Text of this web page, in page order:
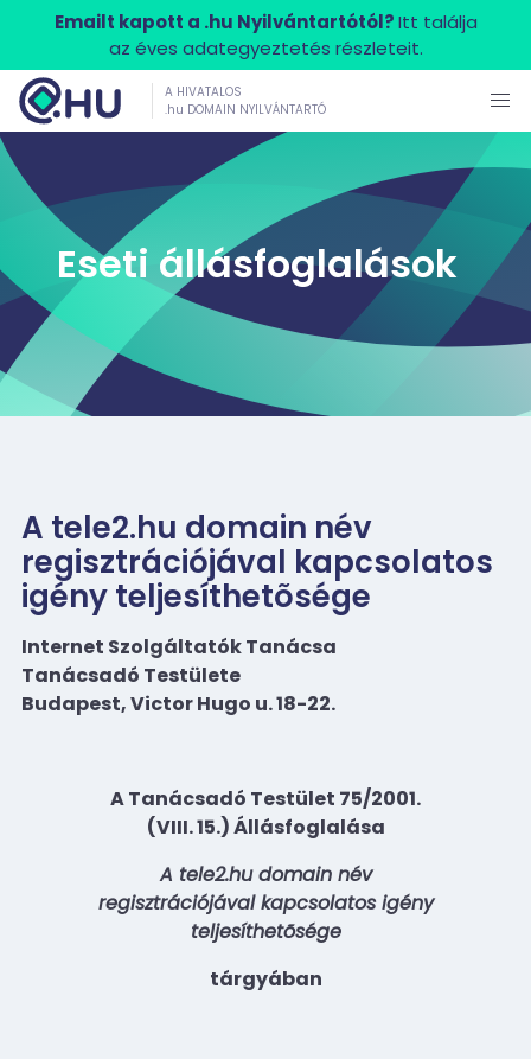
Emailt kapott a .hu Nyilvántartótól?Itt találja
az éves adategyeztetés részleteit.
A HIVATALOS
.hu DOMAIN NYILVÁNTARTÓ
Eseti állásfoglalások
A tele2.hu domain név
regisztrációjával kapcsolatos
igény teljesíthetõsége
Internet Szolgáltatók Tanácsa
Tanácsadó Testülete
Budapest, Victor Hugo u. 18-22.
A Tanácsadó Testület 75/2001.
(VIII. 15.) Állásfoglalása
A tele2.hu domain név
regisztrációjával kapcsolatos igény
teljesíthetõsége
tárgyában